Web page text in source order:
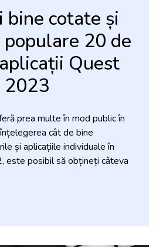
bine cotate și
20 de
Quest
2023
prea multe în mod public în
cât de bine
și aplicațiile individuale în
este posibil să obțineți câteva